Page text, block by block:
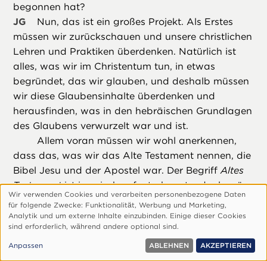
begonnen hat?
JG
Nun, das ist ein großes Projekt. Als Erstes
müssen wir zurückschauen und unsere christlichen
Lehren und Praktiken überdenken. Natürlich ist
alles, was wir im Christentum tun, in etwas
begründet, das wir glauben, und deshalb müssen
wir diese Glaubensinhalte überdenken und
herausfinden, was in den hebräischen Grundlagen
des Glaubens verwurzelt war und ist.
Allem voran müssen wir wohl anerkennen,
dass das, was wir das Alte Testament nennen, die
Bibel Jesu und der Apostel war. Der BegriffAltes
Testamentist inzwischen fast abwertend, als wäre
es tot und hätte sehr wenig zu bedeuten. Manche
Glaubensrichtungen sagen das sogar. In
Wirklichkeit war das Alte Testament die Bibel für
Jesus und die Apostel. Als Paulus schrieb: „Alle
Verwendung
personenbezogener
Daten
und
Wir verwenden Cookies und verarbeiten personenbezogene Daten
für folgende Zwecke: Funktionalitӓt, Werbung und Marketing,
Analytik und um externe Inhalte einzubinden. Einige dieser Cookies
sind erforderlich, wӓhrend andere optional sind.
Anpassen ABLEHNEN AKZEPTIEREN